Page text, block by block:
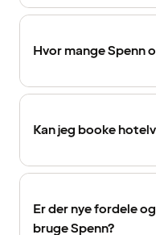
Hvor mange Spenn
Kan jeg booke
Er der nye fordele
bruge Spenn?